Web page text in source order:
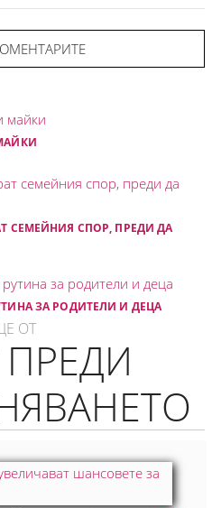
СЕМЕЙНИЯ СПОР, ПРЕДИ ДА
ЗА РОДИТЕЛИ И ДЕЦА
ОТ
ПРЕДИ